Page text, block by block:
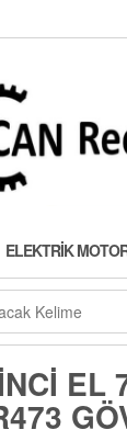
ELEKTRIK
EL